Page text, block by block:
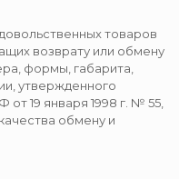
товаров
возврату или обмену
формы, габарита,
утвержденного
19 января 1998 г. № 55,
обмену и